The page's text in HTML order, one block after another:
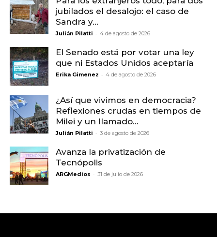
jubilados el desalojo: el caso de
Sandra y...
Julián Pilatti - 4 de agosto de 2026
El Senado está por votar una ley
que ni Estados Unidos aceptaría
Erika Gimenez - 4 de agosto de 2026
¿Así que vivimos en democracia?
Reflexiones crudas en tiempos de
Milei y un llamado...
Julián Pilatti - 3 de agosto de 2026
Avanza la privatización de
Tecnópolis
ARGMedios - 31 de julio de 2026